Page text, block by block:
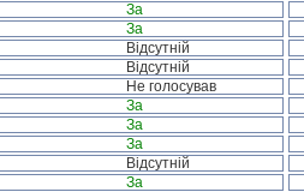
За
За
Відсутній
Відсутній
Не голосував
За
За
За
Відсутній
За